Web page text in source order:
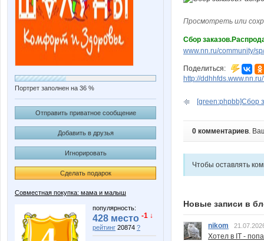
Портрет заполнен на 36 %
Отправить приватное сообщение
Добавить в друзья
Игнорировать
Сделать подарок
Совместная покупка: мама и малыш
популярность:
428 место -1 ↓
рейтинг 20874 ?
Просмотреть или
Сбор
www.nn.ru/community/
Поделиться:
http://
[green:phpbb]Сбор
0 комментариев.
Чтобы оставлять
Новые записи в
nikom
Хотел в IT -